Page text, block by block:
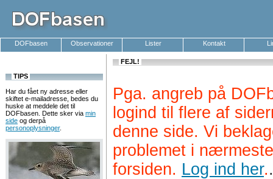
DOFbasen Observationer Lister Kontakt
TIPS
Har du fået ny adresse eller
skiftet e-mailadresse, bedes du
huske at meddele det til
DOFbasen. Dette sker via min
side og derpå
personoplysninger.
FEJL!
Pga. angreb på
logind til flere af
denne side. Vi
problemet i
forsiden. Log ind her..